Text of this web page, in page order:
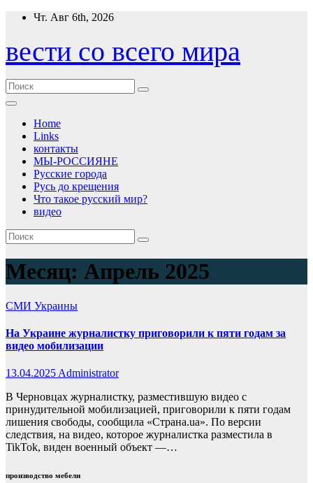
ПерейтиЧт. Авг 6th, 2026
вести со всего мира
Home
Links
контакты
МЫ-РОССИЯНЕ
Русские города
Русь до крещения
Что такое русский мир?
видео
Месяц: Апрель 2025
СМИ Украины
На Украине журналистку приговорили к пяти годам за
видео мобилизации
13.04.2025Administrator
В Черновцах журналистку, разместившую видео с
принудительной мобилизацией, приговорили к пяти годам
лишения свободы, сообщила «Страна.ua». По версии
следствия, на видео, которое журналистка разместила в
TikTok, виден военный объект —…
производство мебели